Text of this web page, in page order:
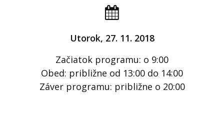
Utorok, 27. 11. 2018
Začiatok programu: o 9:00
Obed: približne od 13:00 do 14:00
Záver programu: približne o 20:00